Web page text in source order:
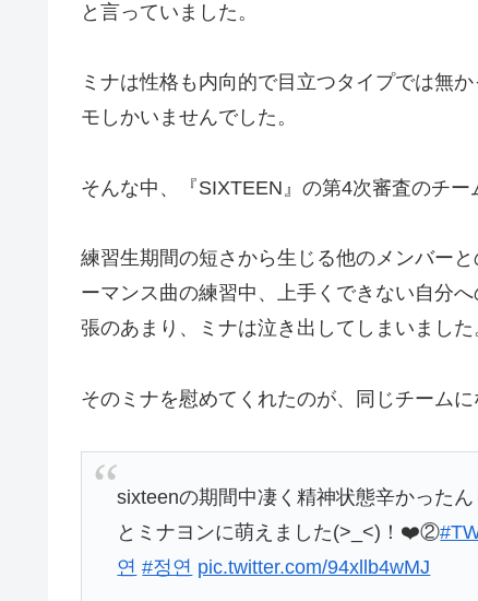
と言っていました。
ミナは性格も内向的で目立つタイプでは無
モしかいませんでした。
そんな中、『SIXTEEN』の第4次審査のチ
練習生期間の短さから生じる他のメンバー
ーマンス曲の練習中、上手くできない自分
張のあまり、ミナは泣き出してしまいました
そのミナを慰めてくれたのが、同じチームに
sixteenの期間中凄く精神状態辛かった
とミナヨンに萌えました(>_<)！❤️②
연 #정연 pic.twitter.com/94xllb4wMJ